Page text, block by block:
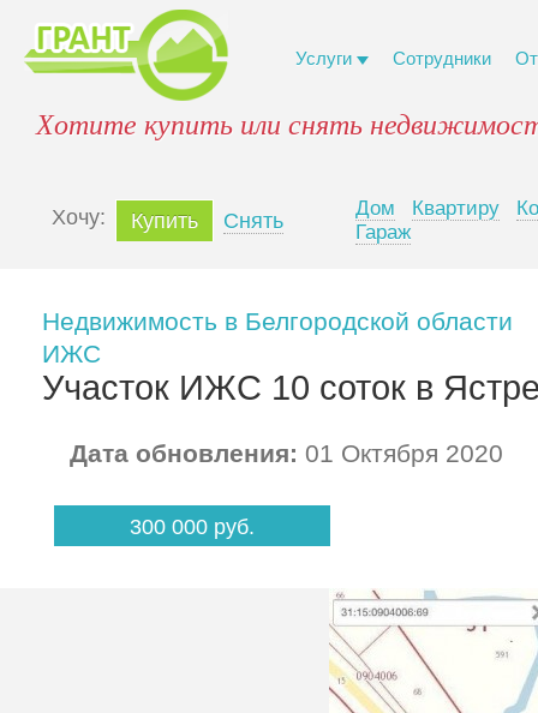
Услуги Сотрудники
Хотите купить или снять
Xочу: Купить Снять
Дом Квартиру
Гараж
Недвижимость в Белгородской области
ИЖС
Участок ИЖС 10 соток в
Дата обновления: 01 Октября 2020
300 000 руб.